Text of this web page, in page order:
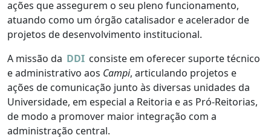
ações que assegurem o seu pleno funcionamento,
atuando como um órgão catalisador e acelerador de
projetos de desenvolvimento institucional.
A missão da DDI consiste em oferecer suporte técnico
e administrativo aos Campi, articulando projetos e
ações de comunicação junto às diversas unidades da
Universidade, em especial a Reitoria e as Pró-Reitorias,
de modo a promover maior integração com a
administração central.